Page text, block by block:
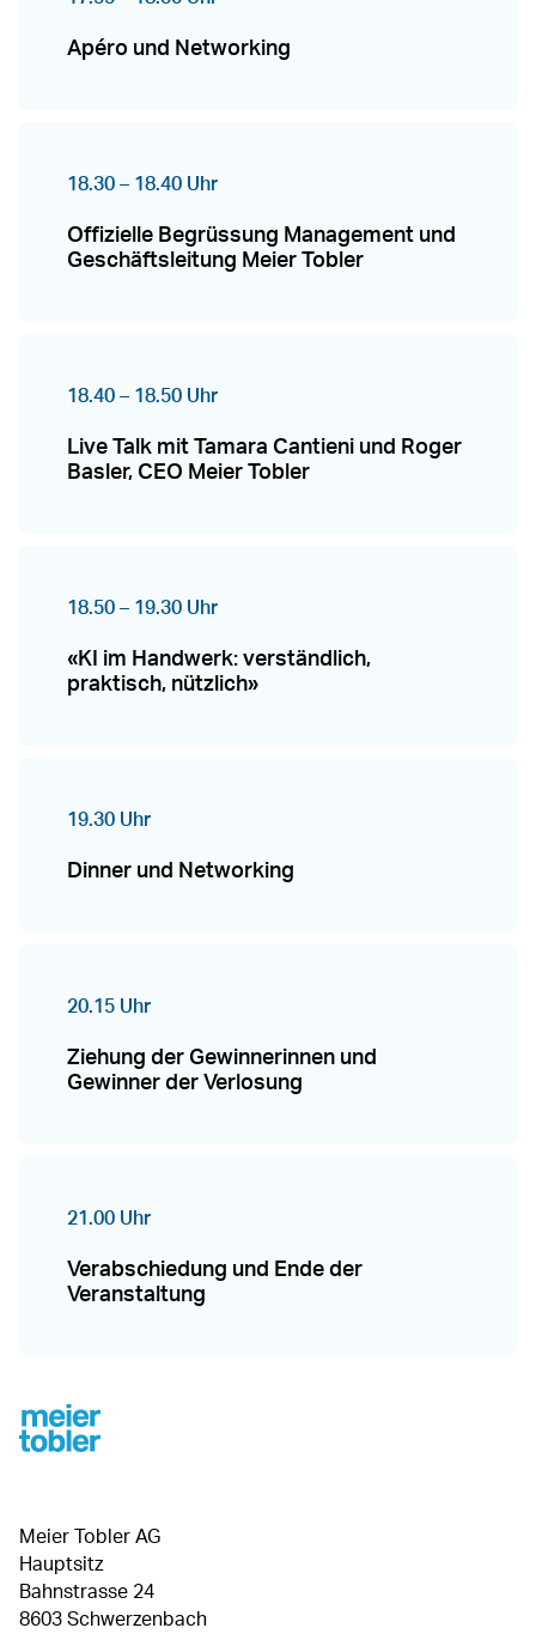
Apéro und Networking
18.30 – 18.40 Uhr
Offizielle Begrüssung Management und
Geschäftsleitung Meier Tobler
18.40 – 18.50 Uhr
Live Talk mit Tamara Cantieni und Roger
Basler, CEO Meier Tobler
18.50 – 19.30 Uhr
«KI im Handwerk: verständlich,
praktisch, nützlich»
19.30 Uhr
Dinner und Networking
20.15 Uhr
Ziehung der Gewinnerinnen und
Gewinner der Verlosung
21.00 Uhr
Verabschiedung und Ende der
Veranstaltung
Footer
Meier Tobler AG
Hauptsitz
Bahnstrasse 24
8603 Schwerzenbach